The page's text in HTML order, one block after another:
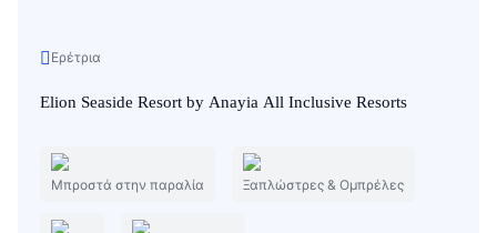
Ερέτρια
Elion Seaside Resort by Anayia All Inclusive Resorts
Μπροστά στην παραλία Ξαπλώστρες & Ομπρέλες